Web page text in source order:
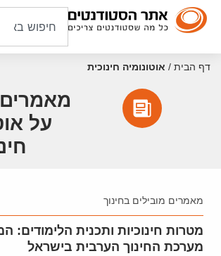
דף הבית / אוטונומיה חינוכית
על
מאמרים מובילים בחינוך
מטרות חינוכיות ותכנית הלימודים:
מערכת החינוך הערבית בישראל